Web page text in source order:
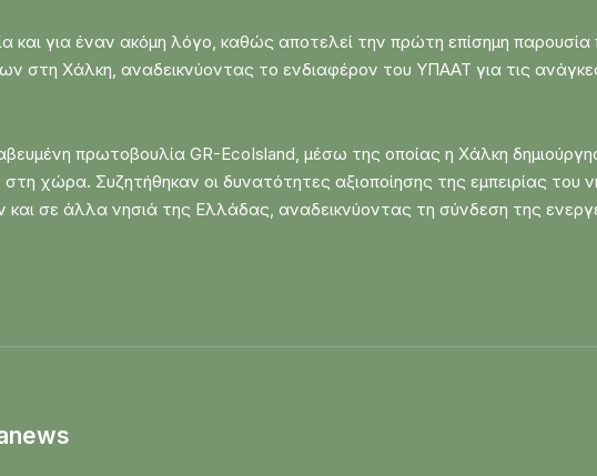
και για έναν ακόμη λόγο, καθώς αποτελεί την πρώτη επίσημη παρουσία
στη Χάλκη, αναδεικνύοντας το ενδιαφέρον του ΥΠΑΑΤ για τις
πρωτοβουλία GR-EcoIsland, μέσω της οποίας η Χάλκη
χώρα. Συζητήθηκαν οι δυνατότητες αξιοποίησης της εμπειρίας του
σε άλλα νησιά της Ελλάδας, αναδεικνύοντας τη σύνδεση της